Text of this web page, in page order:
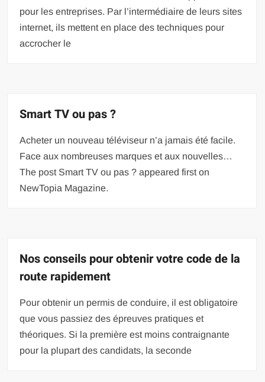
pour les entreprises. Par l’intermédiaire de leurs sites
internet, ils mettent en place des techniques pour
accrocher le
Smart TV ou pas ?
Acheter un nouveau téléviseur n’a jamais été facile.
Face aux nombreuses marques et aux nouvelles…
The post Smart TV ou pas ? appeared first on
NewTopia Magazine.
Nos conseils pour obtenir votre code de la
route rapidement
Pour obtenir un permis de conduire, il est obligatoire
que vous passiez des épreuves pratiques et
théoriques. Si la première est moins contraignante
pour la plupart des candidats, la seconde